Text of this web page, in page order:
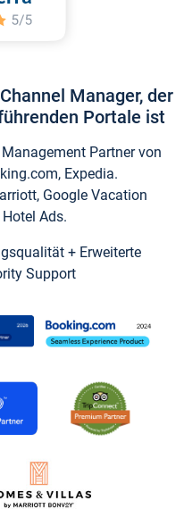
Manager, der
Portale ist
Partner von
Expedia.
Google Vacation
Ads.
+ Erweiterte
Support